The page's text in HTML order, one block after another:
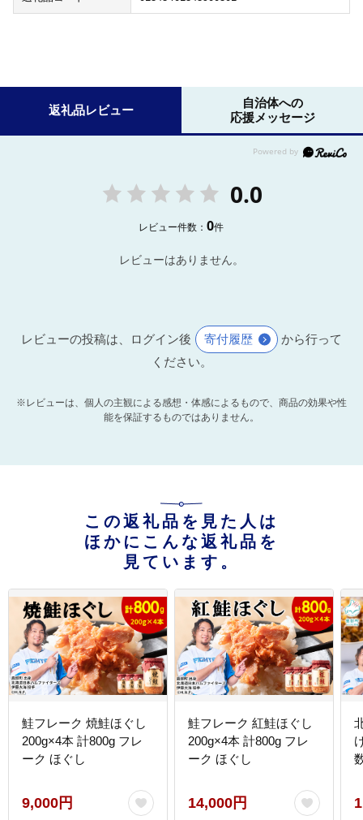
返礼品レビュー
自治体への
応援メッセージ
0.0
レビュー件数：0件
レビューはありません。
レビューの投稿は、ログイン後 寄付履歴
から行って
ください。
※レビューは、個人の主観による感想・体感によるもので、商品の効果や性
能を保証するものではありません。
この返礼品を見た人は
ほかにこんな返礼品を
見ています。
鮭フレーク 焼鮭ほぐし
200g×4本 計800g フレ
ーク ほぐし
9,000円
鮭フレーク 紅鮭ほぐし
200g×4本 計800g フレ
ーク ほぐし
14,000円